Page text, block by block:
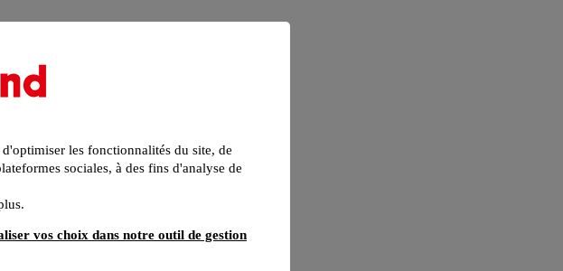
les fonctionnalités du site, de
sociales, à des fins d'analyse de
vos choix dans notre outil de gestion